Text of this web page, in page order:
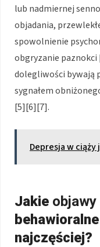
lub nadmiernej
objadania,
spowolnienie
obgryzanie
dolegliwości bywają
sygnałem
[5][6][7].
Depresja w ciąży
Jakie objawy
najczęściej?